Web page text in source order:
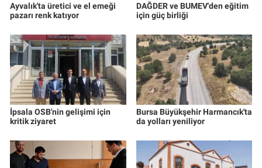
Ayvalık'ta üretici ve el emeği
pazarı renk katıyor
DAĞDER ve BUMEV'den eğitim
için güç birliği
İpsala OSB'nin gelişimi için
kritik ziyaret
Bursa Büyükşehir Harmancık'ta
da yolları yeniliyor